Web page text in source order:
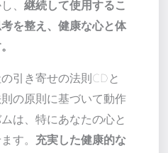
、継続して使用するこ
を整え、健康な心と体
引き寄せの法則CDと
の原則に基づいて動作
は、特にあなたの心と
す。充実した健康的な